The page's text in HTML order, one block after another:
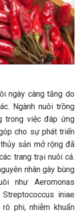
ngày càng tăng do
Ngành nuôi trồng
trong việc đáp ứng
cho sự phát triển
sản mở rộng đã
trang trại nuôi cá.
nhân gây bùng
như Aeromonas
Streptococcus iniae
phi, nhiễm khuẩn